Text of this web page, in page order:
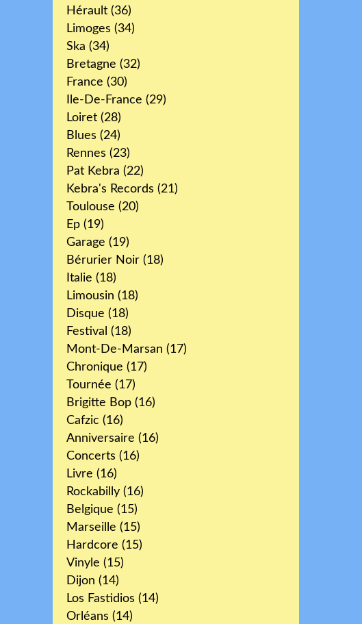
Hérault (36)
Limoges (34)
Ska (34)
Bretagne (32)
France (30)
Ile-De-France (29)
Loiret (28)
Blues (24)
Rennes (23)
Pat Kebra (22)
Kebra's Records (21)
Toulouse (20)
Ep (19)
Garage (19)
Bérurier Noir (18)
Italie (18)
Limousin (18)
Disque (18)
Festival (18)
Mont-De-Marsan (17)
Chronique (17)
Tournée (17)
Brigitte Bop (16)
Cafzic (16)
Anniversaire (16)
Concerts (16)
Livre (16)
Rockabilly (16)
Belgique (15)
Marseille (15)
Hardcore (15)
Vinyle (15)
Dijon (14)
Los Fastidios (14)
Orléans (14)